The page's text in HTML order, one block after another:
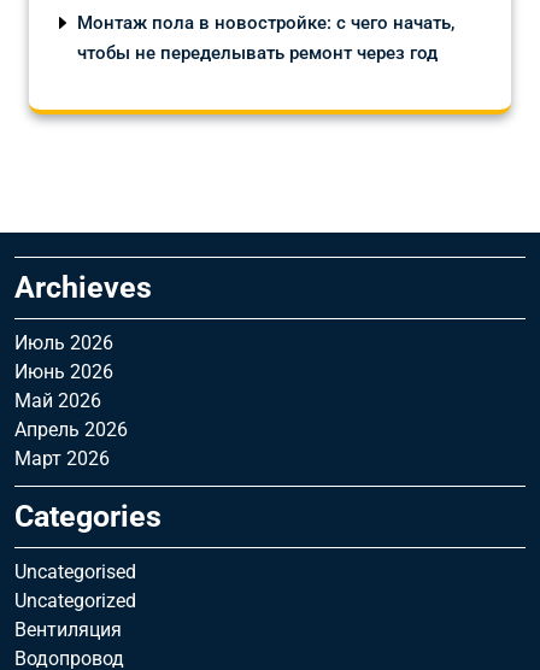
Монтаж пола в новостройке: с чего начать,
чтобы не переделывать ремонт через год
Archieves
Июль 2026
Июнь 2026
Май 2026
Апрель 2026
Март 2026
Categories
Uncategorised
Uncategorized
Вентиляция
Водопровод